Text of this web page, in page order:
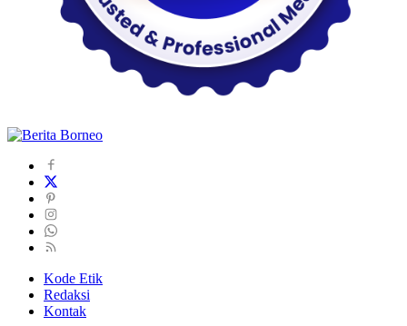
Kode Etik
Redaksi
Kontak